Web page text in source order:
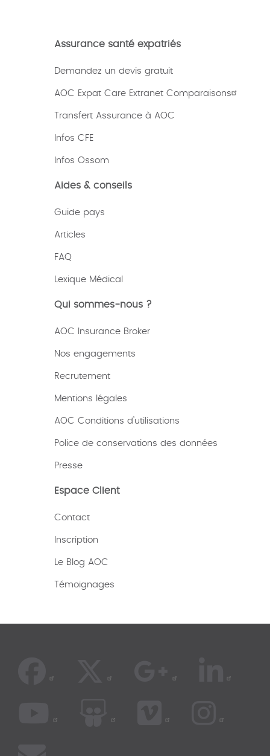
Assurance santé expatriés
Demandez un devis gratuit
AOC Expat Care Extranet Comparaisons
Transfert Assurance à AOC
Infos CFE
Infos Ossom
Aides & conseils
Guide pays
Articles
FAQ
Lexique Médical
Qui sommes-nous ?
AOC Insurance Broker
Nos engagements
Recrutement
Mentions légales
AOC Conditions d’utilisations
Police de conservations des données
Presse
Espace Client
Contact
Inscription
Le Blog AOC
Témoignages